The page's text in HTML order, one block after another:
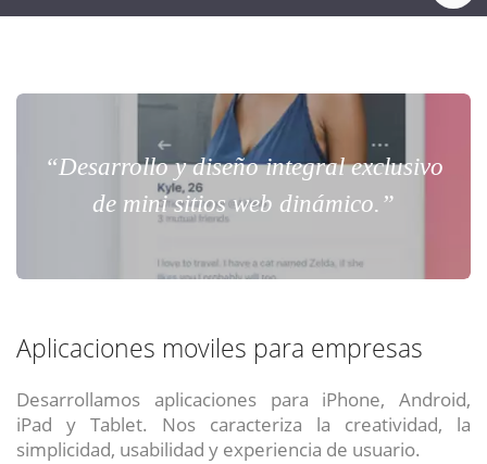
“Desarrollo y diseño integral exclusivo
de mini sitios web dinámico.”
Aplicaciones moviles para empresas
Desarrollamos aplicaciones para iPhone, Android,
iPad y Tablet. Nos caracteriza la creatividad, la
simplicidad, usabilidad y experiencia de usuario.